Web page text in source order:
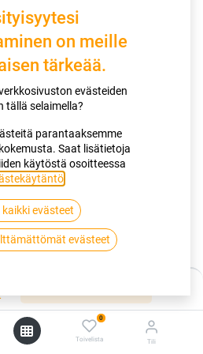
0
Toivelista Tili
EFFICIENTGRIP PERFORMANCE
EVR
261622
yhdistelmää.
on meille
tärkeää.
evästeiden
tällä selaimella?
parantaaksemme
Saat lisätietoja
käytöstä osoitteessa
kaikki evästeet
evästeet